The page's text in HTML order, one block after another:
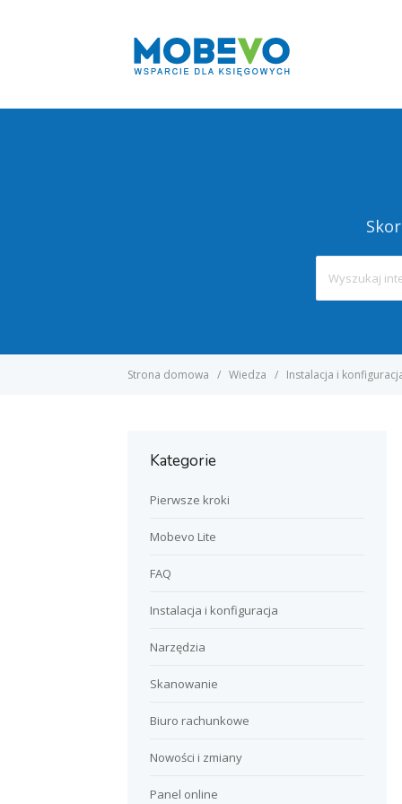
Strona domowa Wiedza Instalacja i
Kategorie
Pierwsze kroki
Mobevo Lite
FAQ
Instalacja i konfiguracja
Narzędzia
Skanowanie
Biuro rachunkowe
Nowości i zmiany
Panel online